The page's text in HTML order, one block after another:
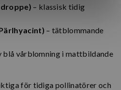
– klassisk tidig
– tätblommande
blå vårblomning i mattbildande
för tidiga pollinatörer och